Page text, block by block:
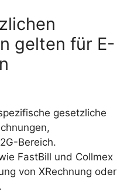
gelten für E-
gesetzliche
Bereich.
FastBill und Collmex
von XRechnung oder